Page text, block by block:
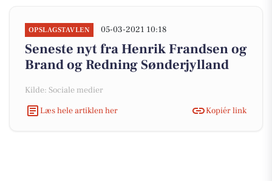
OPSLAGSTAVLEN 05-03-2021 10:18
Seneste nyt fra Henrik Frandsen og
Brand og Redning Sønderjylland
Kilde: Sociale medier
Læs hele artiklen her
Kopiér link